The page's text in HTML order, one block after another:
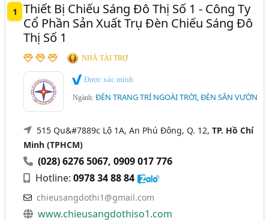
1
Thiết Bị Chiếu Sáng Đô Thị Số 1 - Công Ty
Cổ Phần Sản Xuất Trụ Đèn Chiếu Sáng Đô
Thị Số 1
NHÀ TÀI TRỢ
Được xác minh
Ngành:ĐÈN TRANG TRÍ NGOÀI TRỜI, ĐÈN SÂN VƯỜN
515 Qu&#7889c Lộ 1A, An Phú Đông, Q. 12,TP. Hồ Chí
Minh (TPHCM)
(028) 6276 5067,0909 017 776
Hotline:0978 34 88 84
chieusangdothi1@gmail.com
www.chieusangdothiso1.com